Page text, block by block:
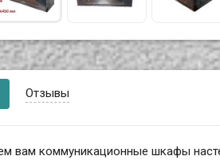
Отзывы
вам коммуникационные шкафы